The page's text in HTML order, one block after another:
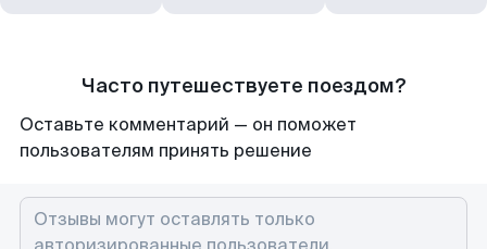
Часто путешествуете поездом?
Оставьте комментарий — он поможет
пользователям принять решение